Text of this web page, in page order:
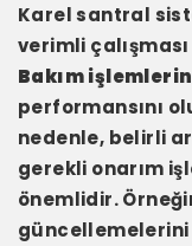
Karel santral
verimli
Bakım
performansını
nedenle, belirli
gerekli onarım
önemlidir.